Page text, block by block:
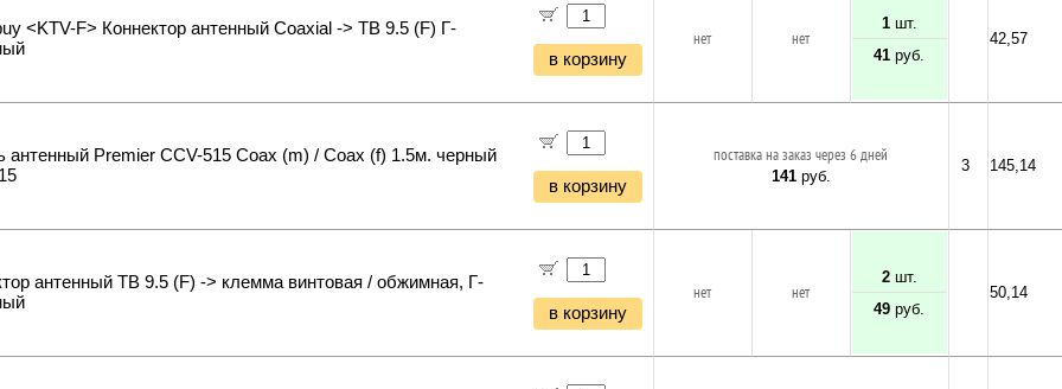
<KTV-F> Коннектор антенный Coaxial -> ТВ 9.5 (F) Г-
в корзину
нет нет
1шт.
41 руб.
42,57
антенный Premier CCV-515 Coax (m) / Coax (f) 1.5м. черный
в корзину
поставка на заказ через 6 дней
141руб.
3 145,14
антенный ТВ 9.5 (F) -> клемма винтовая / обжимная, Г-
в корзину
нет нет
2шт.
49 руб.
50,14